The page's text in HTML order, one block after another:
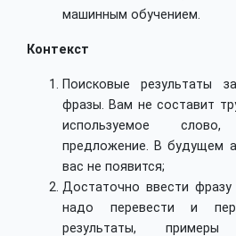
машинным обучением.
Контекст
Поисковые результаты
фразы. Вам не составит
используемое
предложение. В будущем
вас не появится;
Достаточно ввести
надо перевести и
результаты,